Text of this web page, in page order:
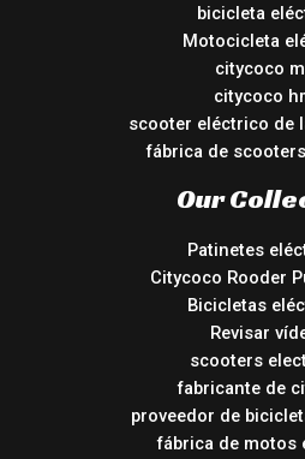
bicicleta
Motocicleta
citycoco
citycoco
scooter eléctrico de
fábrica de
Our
Patinetes
Citycoco Rooder
Bicicletas
Revisar
scooters
fabricante de
proveedor de
fábrica de motos